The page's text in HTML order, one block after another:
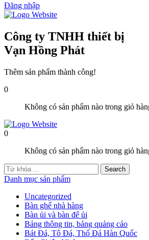
Đăng nhập
Công ty TNHH thiết bị
Vạn Hồng Phát
Thêm sản phẩm thành công!
0
Không có sản phẩm nào trong giỏ
0
Không có sản phẩm nào trong giỏ
Danh mục sản phẩm
Uncategorized
Bàn ghế nhà hàng
Bàn ủi và bàn để ủi
Bảng thông tin, bảng quảng cáo
Bát Đá, Tô Đá, Thố Đá Hàn Quốc